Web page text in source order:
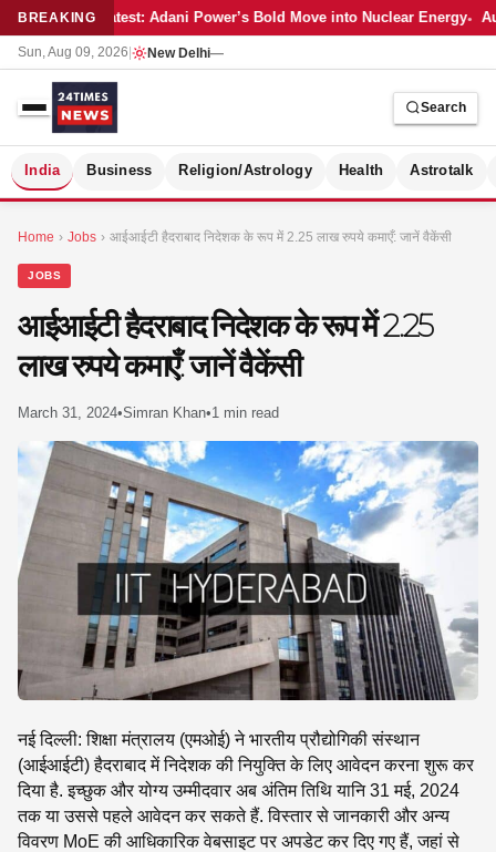
BREAKING Latest: Adani Power’s Bold Move into Nuclear Energy
Sun, Aug 09, 2026 New Delhi—
Search
India Business Religion/Astrology Health Astrotalk
Home › Jobs › आईआईटी हैदराबाद निदेशक के रूप में 2.25 लाख रुपये कमाएँ: जानें वैकेंसी
JOBS
आईआईटी हैदराबाद निदेशक के रूप में 2.25
लाख रुपये कमाएँ: जानें वैकेंसी
March 31, 2024•Simran Khan•1 min read
नई दिल्ली: शिक्षा मंत्रालय (एमओई) ने भारतीय प्रौद्योगिकी संस्थान
(आईआईटी) हैदराबाद में निदेशक की नियुक्ति के लिए आवेदन करना शुरू कर
दिया है. इच्छुक और योग्य उम्मीदवार अब अंतिम तिथि यानि 31 मई, 2024
तक या उससे पहले आवेदन कर सकते हैं. विस्तार से जानकारी और अन्य
विवरण MoE की आधिकारिक वेबसाइट पर अपडेट कर दिए गए हैं, जहां से